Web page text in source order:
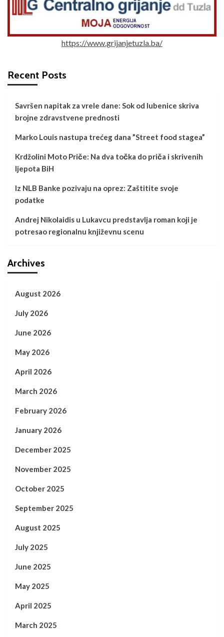
https://www.grijanjetuzla.ba/
Recent Posts
Savršen napitak za vrele dane: Sok od lubenice skriva
brojne zdravstvene prednosti
Marko Louis nastupa trećeg dana ”Street food stagea”
Krdžolini Moto Priče: Na dva točka do priča i skrivenih
ljepota BiH
Iz NLB Banke pozivaju na oprez: Zaštitite svoje
podatke
Andrej Nikolaidis u Lukavcu predstavlja roman koji je
potresao regionalnu književnu scenu
Archives
August 2026
July 2026
June 2026
May 2026
April 2026
March 2026
February 2026
January 2026
December 2025
November 2025
October 2025
September 2025
August 2025
July 2025
June 2025
May 2025
April 2025
March 2025